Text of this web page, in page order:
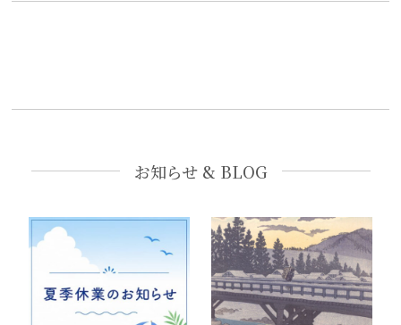
お知らせ & BLOG